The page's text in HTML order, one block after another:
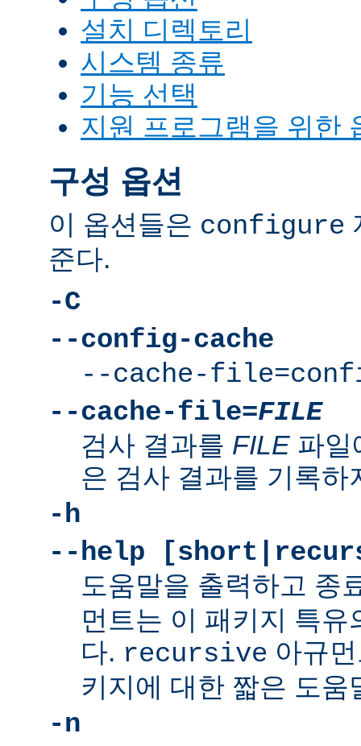
설치 디렉토리
시스템 종류
기능 선택
지원 프로그램을 위한
구성 옵션
이 옵션들은 configure
준다.
-C
--config-cache
--cache-
--cache-file=FILE
검사 결과를 FILE 파일
은 검사 결과를 기록하
-h
--help
도움말을 출력하고 종
먼트는 이 패키지 특
다. recursive 아규
키지에 대한 짧은 도움
-n